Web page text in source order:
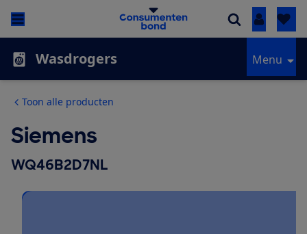
Inloggen
Wasdrogers Menu
Toon alle producten
Siemens
WQ46B2D7NL